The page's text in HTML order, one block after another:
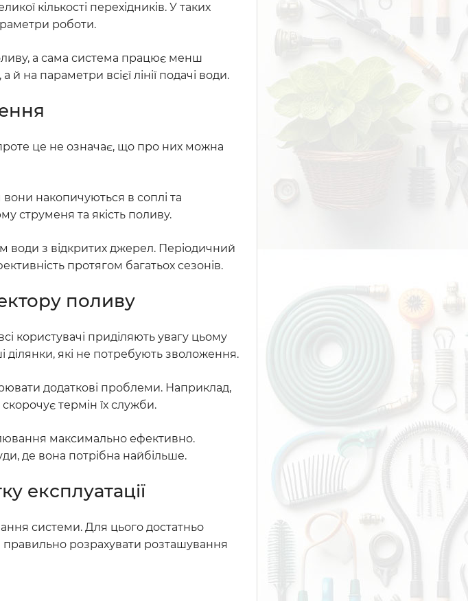
кількості перехідників. У таких
роботи.
а сама система працює менш
на параметри всієї лінії подачі води.
це не означає, що про них можна
вони накопичуються в соплі та
струменя та якість поливу.
води з відкритих джерел. Періодичний
протягом багатьох сезонів.
поливу
користувачі приділяють увагу цьому
ділянки, які не потребують зволоження.
додаткові проблеми. Наприклад,
термін їх служби.
максимально ефективно.
де вона потрібна найбільше.
експлуатації
системи. Для цього достатньо
правильно розрахувати розташування